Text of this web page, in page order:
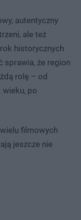
autentyczny
ale też
historycznych
sprawia, że region
rolę – od
wieku, po
filmowych
jeszcze nie